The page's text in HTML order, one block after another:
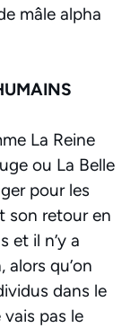
mâle alpha
La Reine
ou La Belle
pour les
son retour en
et il n’y a
alors qu’on
dans le
pas le